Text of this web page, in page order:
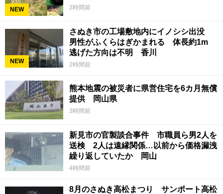
NEW 2時間前
NEW
さぬき市の工場敷地内にイノシシ出没
男性がふくらはぎかまれる 体長約1m
逃げた方向は不明 香川
2時間前
熊本地震の被災者に県営住宅を6カ月無償
提供 岡山県
3時間前
新見市の官製談合事件 市職員ら男2人を
送検 2人は遠縁関係…以前から価格漏洩
繰り返していたか 岡山
4時間前
8月のさぬき高松まつり サンポート高松